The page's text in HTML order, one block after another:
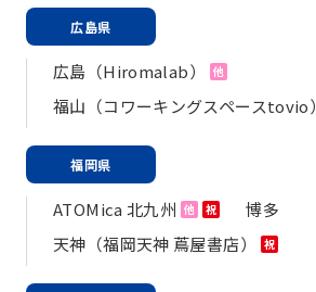
広島県
広島（Hiromalab） 他
福山（コワーキングスペースtovio）
福岡県
ATOMica 北九州 他 祝
博多
天神（福岡天神 蔦屋書店）
祝